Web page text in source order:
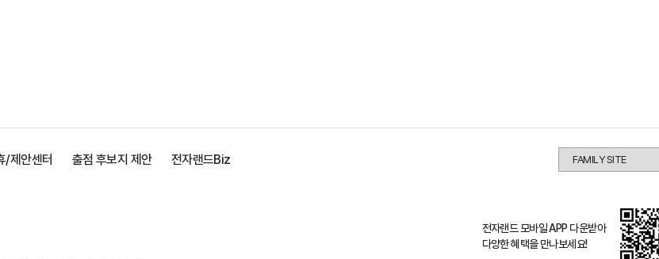
/제안센터 출점 후보지 제안 전자랜드Biz
전자랜드 모바일 APP 다운받아
다양한 혜택을 만나보세요!